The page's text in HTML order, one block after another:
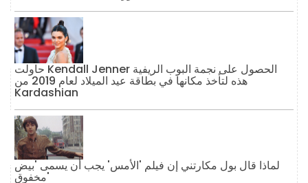
حاولت Kendall Jenner الحصول على نجمة البوب ​​الريفية
هذه لتأخذ مكانها في بطاقة عيد الميلاد لعام 2019 من
Kardashian
لماذا قال بول مكارتني إن فيلم 'الأمس' يجب أن يسمى 'بيض
مخفوق'